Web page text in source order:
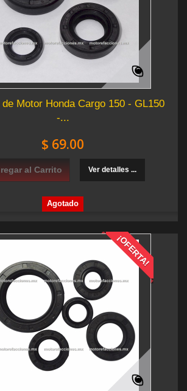
de Motor Honda Cargo 150 - GL150
-...
$ 69.00
al Carrito Ver detalles ...
Agotado
¡OFERTA!